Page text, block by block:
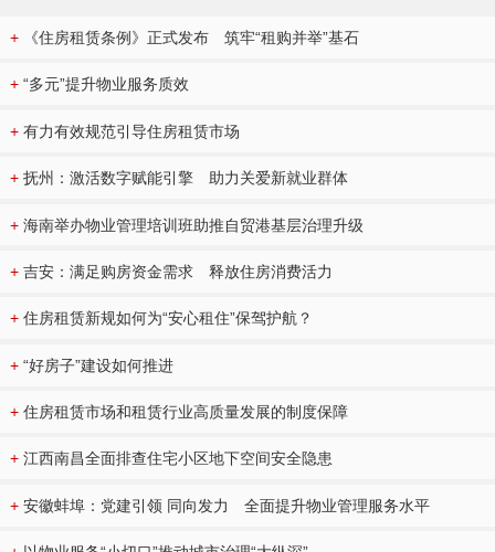
+ 《住房租赁条例》正式发布 筑牢“租购并举”基石
+ “多元”提升物业服务质效
+ 有力有效规范引导住房租赁市场
+ 抚州：激活数字赋能引擎 助力关爱新就业群体
+ 海南举办物业管理培训班助推自贸港基层治理升级
+ 吉安：满足购房资金需求 释放住房消费活力
+ 住房租赁新规如何为“安心租住”保驾护航？
+ “好房子”建设如何推进
+ 住房租赁市场和租赁行业高质量发展的制度保障
+ 江西南昌全面排查住宅小区地下空间安全隐患
+ 安徽蚌埠：党建引领 同向发力 全面提升物业管理服务水平